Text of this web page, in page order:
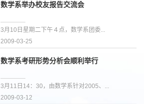
数学系举办校友报告交流会
3月10日星期二下午４点，数学系团委...
2009-03-25
数学系考研形势分析会顺利举行
3月11日14：30，由数学系针对2005、...
2009-03-12